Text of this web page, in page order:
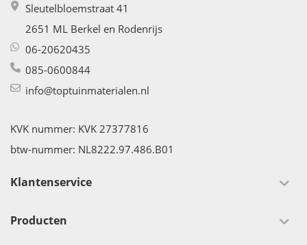
Sleutelbloemstraat 41
2651 ML Berkel en Rodenrijs
06-20620435
085-0600844
info@toptuinmaterialen.nl
KVK nummer: KVK 27377816
btw-nummer: NL8222.97.486.B01
Klantenservice
Producten